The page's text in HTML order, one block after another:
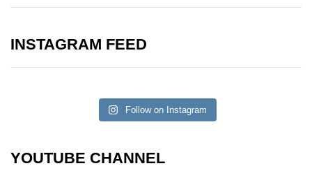
INSTAGRAM FEED
Follow on Instagram
YOUTUBE CHANNEL